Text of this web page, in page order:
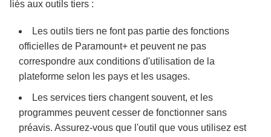
liés aux outils tiers :
Les outils tiers ne font pas partie des fonctions
officielles de Paramount+ et peuvent ne pas
correspondre aux conditions d'utilisation de la
plateforme selon les pays et les usages.
Les services tiers changent souvent, et les
programmes peuvent cesser de fonctionner sans
préavis. Assurez-vous que l'outil que vous utilisez est